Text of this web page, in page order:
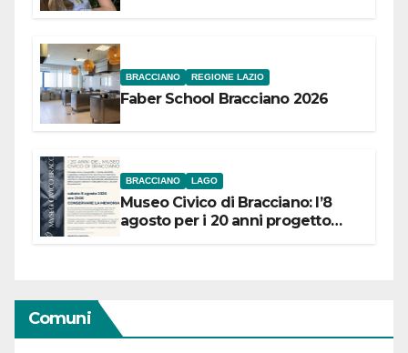
BRACCIANO REGIONE LAZIO
Faber School Bracciano 2026
BRACCIANO LAGO
Museo Civico di Bracciano: l’8
agosto per i 20 anni progetto
Comuni